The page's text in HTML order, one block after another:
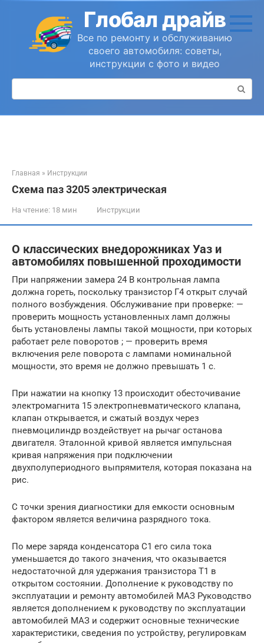
контенту
Глобал драйв
Все по ремонту и обслуживанию
своего автомобиля: советы,
инструкции с фото и видео
Поиск:
Главная » Инструкции
Схема паз 3205 электрическая
На чтение: 18 мин Инструкции
О классических внедорожниках Уаз и
автомобилях повышенной проходимости
При напряжении замера 24 В контрольная лампа
должна гореть, поскольку транзистор Г4 открыт случай
полного возбуждения. Обслуживание при проверке: —
проверить мощность установленных ламп должны
быть установлены лампы такой мощности, при которых
работает реле поворотов ; — проверить время
включения реле поворота с лампами номинальной
мощности, это время не должно превышать 1 с.
При нажатии на кнопку 13 происходит обесточивание
электромагнита 15 электропневматического клапана,
клапан открывается, и сжатый воздух через
пневмоцилиндр воздействует на рычаг останова
двигателя. Эталонной кривой является импульсная
кривая напряжения при подключении
двухполупериодного выпрямителя, которая показана на
рис.
С точки зрения диагностики для емкости основным
фактором является величина разрядного тока.
По мере заряда конденсатора С1 его сила тока
уменьшается до такого значения, что оказывается
недостаточной для удержания транзистора Т1 в
открытом состоянии. Дополнение к руководству по
эксплуатации и ремонту автомобилей МАЗ Руководство
является дополнением к руководству по эксплуатации
автомобилей МАЗ и содержит основные технические
характеристики, сведения по устройству, регулировкам